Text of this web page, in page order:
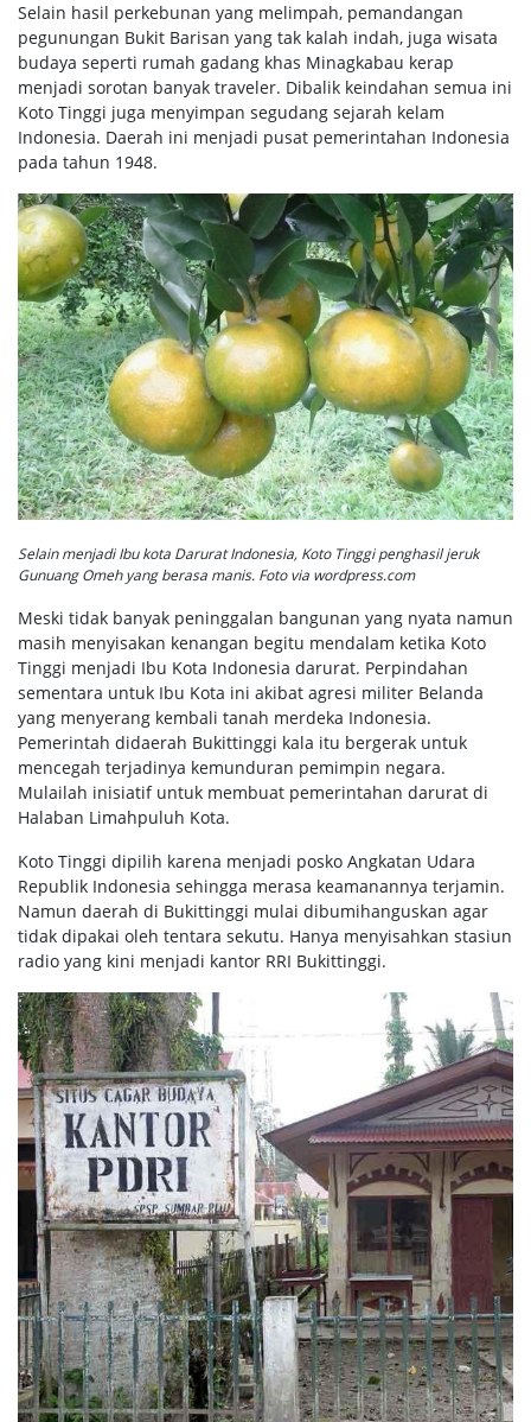
Selain hasil perkebunan yang melimpah, pemandangan
pegunungan Bukit Barisan yang tak kalah indah, juga wisata
budaya seperti rumah gadang khas Minagkabau kerap
menjadi sorotan banyak traveler. Dibalik keindahan semua ini
Koto Tinggi juga menyimpan segudang sejarah kelam
Indonesia. Daerah ini menjadi pusat pemerintahan Indonesia
pada tahun 1948.
Selain menjadi Ibu kota Darurat Indonesia, Koto Tinggi penghasil jeruk
Gunuang Omeh yang berasa manis. Foto via wordpress.com
Meski tidak banyak peninggalan bangunan yang nyata namun
masih menyisakan kenangan begitu mendalam ketika Koto
Tinggi menjadi Ibu Kota Indonesia darurat. Perpindahan
sementara untuk Ibu Kota ini akibat agresi militer Belanda
yang menyerang kembali tanah merdeka Indonesia.
Pemerintah didaerah Bukittinggi kala itu bergerak untuk
mencegah terjadinya kemunduran pemimpin negara.
Mulailah inisiatif untuk membuat pemerintahan darurat di
Halaban Limahpuluh Kota.
Koto Tinggi dipilih karena menjadi posko Angkatan Udara
Republik Indonesia sehingga merasa keamanannya terjamin.
Namun daerah di Bukittinggi mulai dibumihanguskan agar
tidak dipakai oleh tentara sekutu. Hanya menyisahkan stasiun
radio yang kini menjadi kantor RRI Bukittinggi.